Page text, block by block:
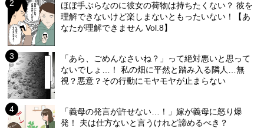
ほぼ手ぶらなのに彼女の荷物は持ちたくない？ 彼を
理解できないけど楽しまないともったいない！【あ
なたが理解できません Vol.8】
「あら、ごめんなさいね？」って絶対悪いと思って
ないでしょ…！ 私の畑に平然と踏み入る隣人…無
視？悪意？その行動にモヤモヤが止まらない
「義母の発言が許せない…！」嫁が義母に怒り爆
発！ 夫は仕方ないと言うけれど諦めるべき？